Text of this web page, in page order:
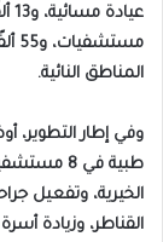
المناطق النائية.
وفي إطار التطوير،
طبية في
الخيرية، وتفعيل
القناطر، وزيادة